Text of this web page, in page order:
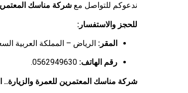
ندعوكم للتواصل مع شركة مناسك
للحجز والاستفسار:
المقر: الرياض – المملكة العربية
رقم الهاتف:
شركة مناسك المعتمرين للعمرة